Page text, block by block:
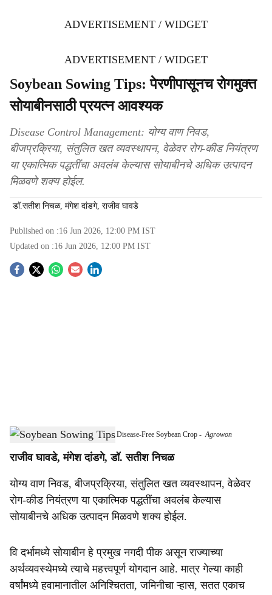
ADVERTISEMENT / WIDGET
ADVERTISEMENT / WIDGET
Soybean Sowing Tips: पेरणीपासूनच रोगमुक्त
सोयाबीनसाठी प्रयत्न आवश्यक
Disease Control Management: योग्य वाण निवड,
बीजप्रक्रिया, संतुलित खत व्यवस्थापन, वेळेवर रोग-कीड नियंत्रण
या एकात्मिक पद्धतींचा अवलंब केल्यास सोयाबीनचे अधिक उत्पादन
मिळवणे शक्य होईल.
डाॅ.सतीश निचळ, मंगेश दांडगे, राजीव घावडे
Published on :16 Jun 2026, 12:00 PM IST
Updated on :16 Jun 2026, 12:00 PM IST
S
r
e
Integrated Management Essential for Disease-Free Soybean Crop -Agrowon
राजीव घावडे, मंगेश दांडगे, डॉ. सतीश निचळ
योग्य वाण निवड, बीजप्रक्रिया, संतुलित खत व्यवस्थापन, वेळेवर
रोग-कीड नियंत्रण या एकात्मिक पद्धतींचा अवलंब केल्यास
सोयाबीनचे अधिक उत्पादन मिळवणे शक्य होईल.
वि दर्भामध्ये सोयाबीन हे प्रमुख नगदी पीक असून राज्याच्या
अर्थव्यवस्थेमध्ये त्याचे महत्त्वपूर्ण योगदान आहे. मात्र गेल्या काही
वर्षांमध्ये हवामानातील अनिश्चितता, जमिनीचा ऱ्हास, सतत एकाच